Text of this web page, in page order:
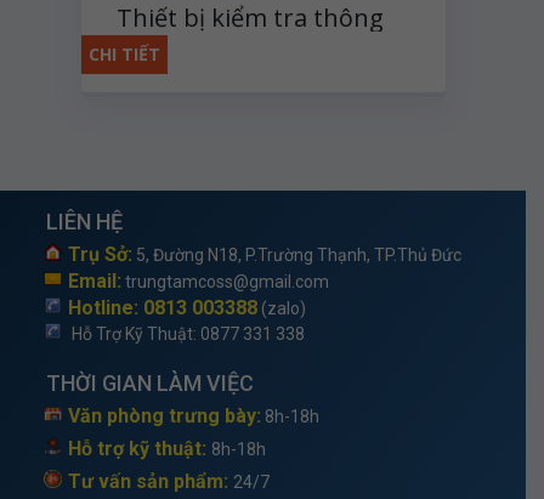
Thiết bị kiểm tra thông
số kim phun dầu điện tử
CHI TIẾT
LIÊN HỆ
Trụ Sở: 5, Đường N18, P.Trường Thạnh, TP.Thủ Đức
Email: trungtamcoss@gmail.com
Hotline: 0813 003388(zalo)
Hỗ Trợ Kỹ Thuật: 0877 331 338
THỜI GIAN LÀM VIỆC
Văn phòng trưng bày: 8h-18h
Hỗ trợ kỹ thuật: 8h-18h
Tư vấn sản phẩm: 24/7